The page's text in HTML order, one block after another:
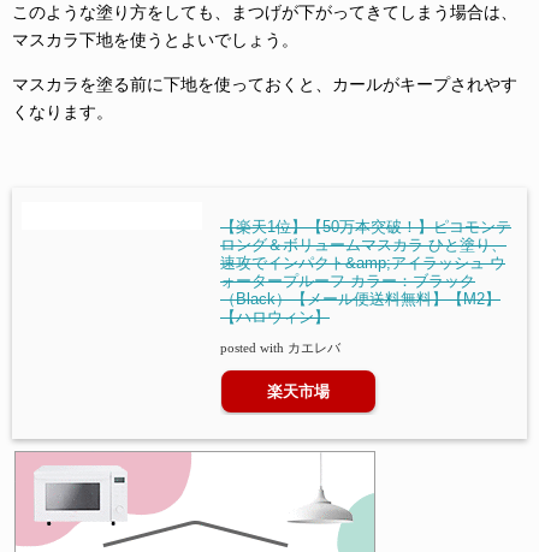
このような塗り方をしても、まつげが下がってきてしまう場合は、
マスカラ下地を使うとよいでしょう。
マスカラを塗る前に下地を使っておくと、カールがキープされやす
くなります。
【楽天1位】【50万本突破！】ピコモンテ
ロング＆ボリュームマスカラ ひと塗り、
速攻でインパクト&amp;アイラッシュ ウ
ォータープルーフ カラー：ブラック
（Black）【メール便送料無料】【M2】
【ハロウィン】
posted with カエレバ
楽天市場